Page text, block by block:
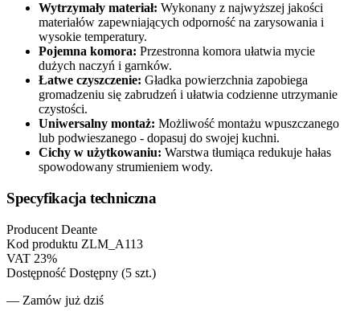
Wytrzymały materiał: Wykonany z najwyższej jakości
materiałów zapewniających odporność na zarysowania i
wysokie temperatury.
Pojemna komora: Przestronna komora ułatwia mycie
dużych naczyń i garnków.
Łatwe czyszczenie: Gładka powierzchnia zapobiega
gromadzeniu się zabrudzeń i ułatwia codzienne utrzymanie
czystości.
Uniwersalny montaż: Możliwość montażu wpuszczanego
lub podwieszanego - dopasuj do swojej kuchni.
Cichy w użytkowaniu: Warstwa tłumiąca redukuje hałas
spowodowany strumieniem wody.
Specyfikacja techniczna
Producent Deante
Kod produktu ZLM_A113
VAT 23%
Dostępność Dostępny (5 szt.)
— Zamów już dziś